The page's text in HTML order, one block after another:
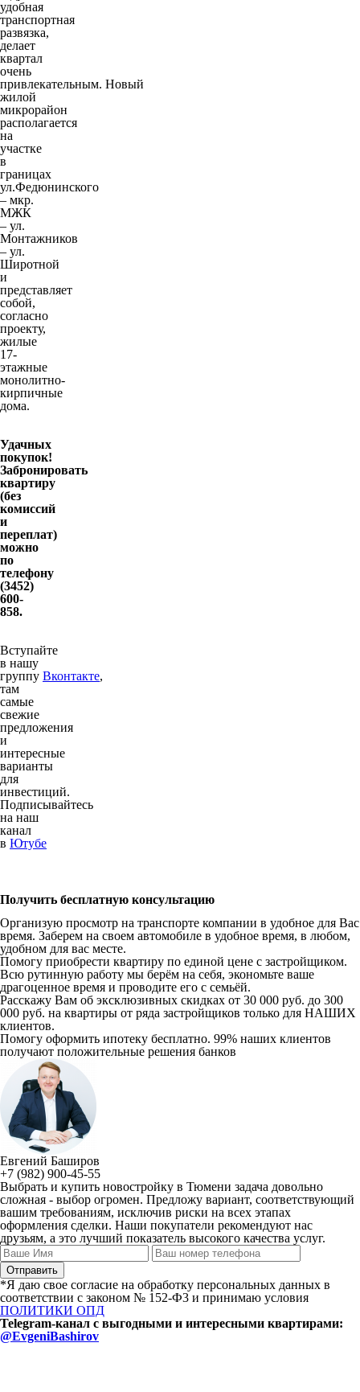
удобная
транспортная
развязка,
делает
квартал
очень
привлекательным. Новый
жилой
микрорайон
располагается
на
участке
в
границах
ул.Федюнинского
– мкр.
МЖК
– ул.
Монтажников
– ул.
Широтной
и
представляет
собой,
согласно
проекту,
жилые
17-
этажные
монолитно-
кирпичные
дома.
Удачных
покупок!
Забронировать
квартиру
(без
комиссий
и
переплат)
можно
по
телефону
(3452)
600-
858.
Вступайте
в нашу
группу Вконтакте,
там
самые
свежие
предложения
и
интересные
варианты
для
инвестиций.
Подписывайтесь
на наш
канал
в Ютубе
Получить бесплатную консультацию
Организую просмотр на транспорте компании в удобное для Вас
время. Заберем на своем автомобиле в удобное время, в любом,
удобном для вас месте.
Помогу приобрести квартиру по единой цене с застройщиком.
Всю рутинную работу мы берём на себя, экономьте ваше
драгоценное время и проводите его с семьёй.
Расскажу Вам об эксклюзивных скидках от 30 000 руб. до 300
000 руб. на квартиры от ряда застройщиков только для НАШИХ
клиентов.
Помогу оформить ипотеку бесплатно. 99% наших клиентов
получают положительные решения банков
Евгений Баширов
+7 (982) 900-45-55
Выбрать и купить новостройку в Тюмени задача довольно
сложная - выбор огромен. Предложу вариант, соответствующий
вашим требованиям, исключив риски на всех этапах
оформления сделки. Наши покупатели рекомендуют нас
друзьям, а это лучший показатель высокого качества услуг.
*Я даю свое согласие на обработку персональных данных в
соответствии с законом № 152-Ф3 и принимаю условия
ПОЛИТИКИ ОПД
Telegram-канал с выгодными и интересными квартирами:
@EvgeniBashirov